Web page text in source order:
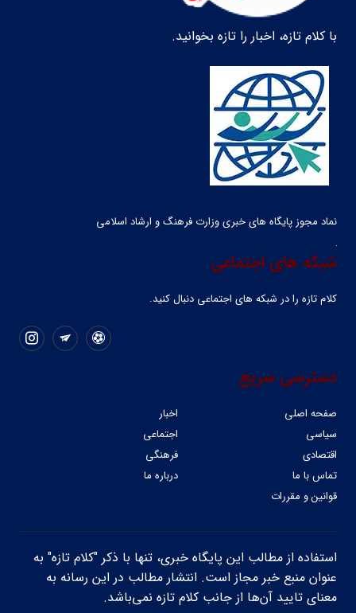
با کلام تازه، اخبار را تازه بخوانید.
نماد مجوز پایگاه های خبری وزارت فرهنگ و ارشاد اسلامی
شبکه های اجتماعی
کلام تازه را در شبکه ‌های اجتماعی دنبال کنید.
دسترسی سریع
صفحه اصلی
اخبار
سیاسی
اجتماعی
اقتصادی
فرهنگی
تماس با ما
درباره ما
قوانین و مقررات
استفاده از مطالب این پایگاه خبری، تنها با ذکر "کلام تازه" به
عنوان منبع خبر مجاز است. انتشار مطالب در این رسانه به
معنای تایید آن‌ها از جانب کلام تازه نمی‌باشد.